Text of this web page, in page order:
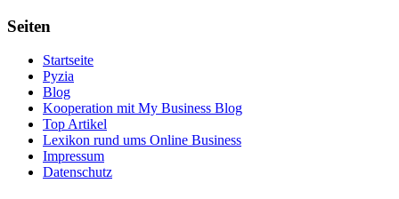
Seiten
Startseite
Pyzia
Blog
Kooperation mit My Business Blog
Top Artikel
Lexikon rund ums Online Business
Impressum
Datenschutz